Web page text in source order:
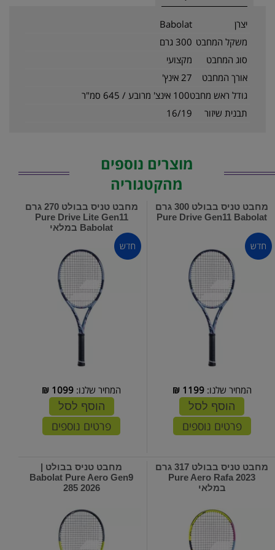
יצרן
Babolat
משקל המחבט 300 גרם
סוג המחבט
מקצועי
אורך המחבט
27 אינץ'
גודל ראש מחבט100 אינצ' מרובע / 645 סמ"ר
תבנית שיזור
16/19
מוצרים נוספים
מהקטגוריה
מחבט טניס בבולט 300 גרם
Pure Drive Gen11 Babolat
המחיר שלנו:1199
₪
הוסף לסל
פרטים נוספים
מחבט טניס בבולט 270 גרם
Pure Drive Lite Gen11
Babolat במלאי
המחיר שלנו: 1099
₪
הוסף לסל
פרטים נוספים
מחבט טניס בבולט 317 גרם
Pure Aero Rafa 2023
במלאי
מחבט טניס בבולט |
Babolat Pure Aero Gen9
285 2026